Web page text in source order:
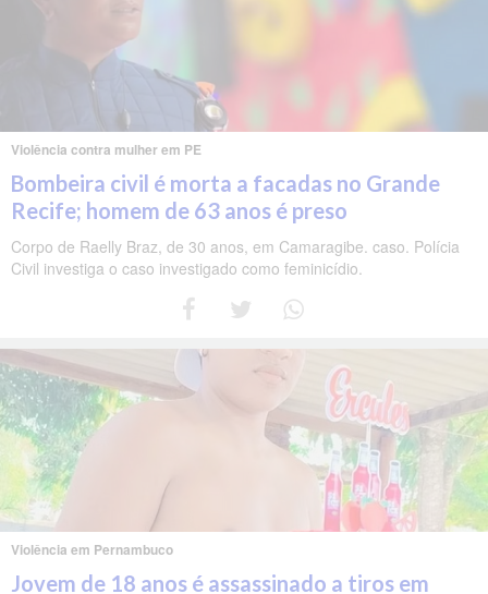
Violência contra mulher em PE
Bombeira civil é morta a facadas no Grande
Recife; homem de 63 anos é preso
Corpo de Raelly Braz, de 30 anos, em Camaragibe. caso. Polícia
Civil investiga o caso investigado como feminicídio.
Violência em Pernambuco
Jovem de 18 anos é assassinado a tiros em